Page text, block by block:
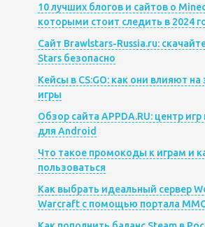
10 лучших блогов и сайтов о
которыми стоит следить в 2024
Сайт Brawlstars-Russia.ru:
Stars безопасно
Кейсы в CS:GO: как они влияют
игры
Обзор сайта APPDA.RU: центр
для Android
Что такое промокоды к играм и
пользоваться
Как выбрать идеальный сервер
Warcraft с помощью портала